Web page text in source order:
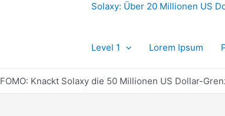
Solaxy: Über 20 Millionen US
Level 1 Lorem Ipsum
FOMO: Knackt Solaxy die 50 Millionen US Dollar-